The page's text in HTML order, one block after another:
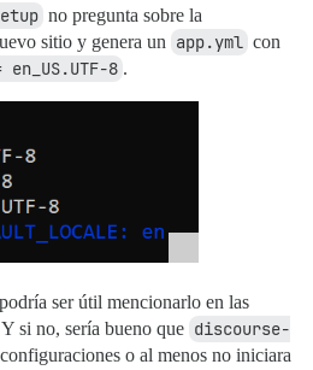
no pregunta sobre la
sitio y genera un app.yml con
en_US.UTF-8 .
ser útil mencionarlo en las
si no, sería bueno que discourse-
o al menos no iniciara